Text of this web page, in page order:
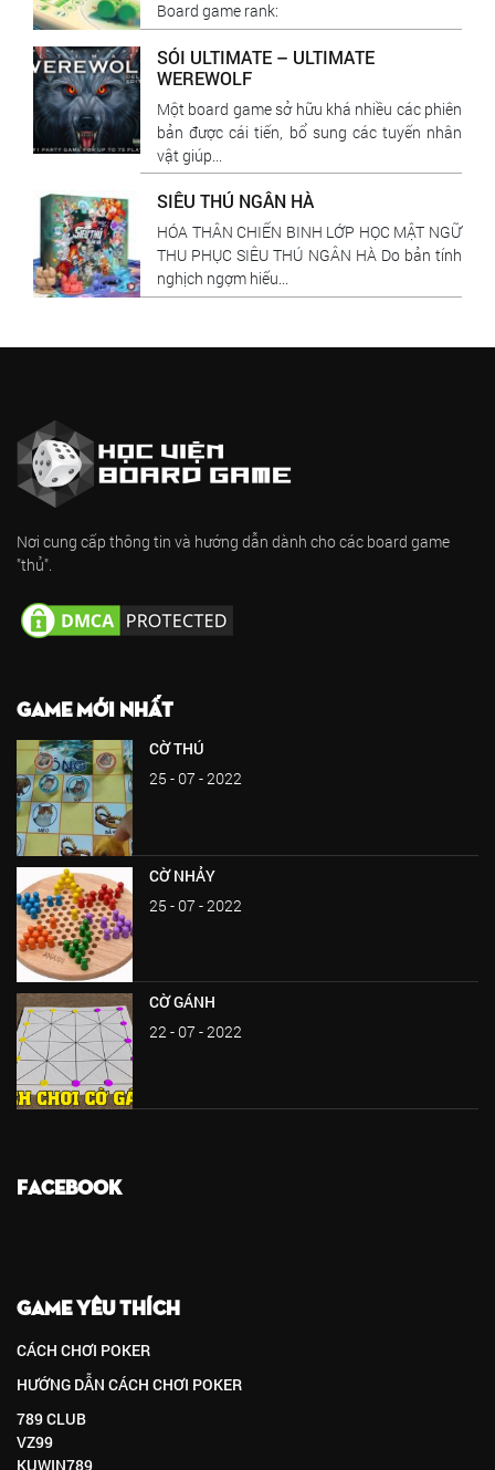
Board game rank:
SÓI ULTIMATE – ULTIMATE
WEREWOLF
Một board game sở hữu khá nhiều các phiên
bản được cái tiến, bổ sung các tuyến nhân
vật giúp...
SIÊU THÚ NGÂN HÀ
HÓA THÂN CHIẾN BINH LỚP HỌC MẬT NGỮ
THU PHỤC SIÊU THÚ NGÂN HÀ Do bản tính
nghịch ngợm hiếu...
Nơi cung cấp thông tin và hướng dẫn dành cho các board game
"thủ".
GAME MỚI NHẤT
CỜ THÚ
25 - 07 - 2022
CỜ NHẢY
25 - 07 - 2022
CỜ GÁNH
22 - 07 - 2022
FACEBOOK
GAME YÊU THÍCH
CÁCH CHƠI POKER
HƯỚNG DẪN CÁCH CHƠI POKER
789 CLUB
VZ99
KUWIN789